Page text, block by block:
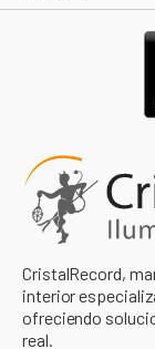
CristalRecord,
interior
ofreciendo
real.